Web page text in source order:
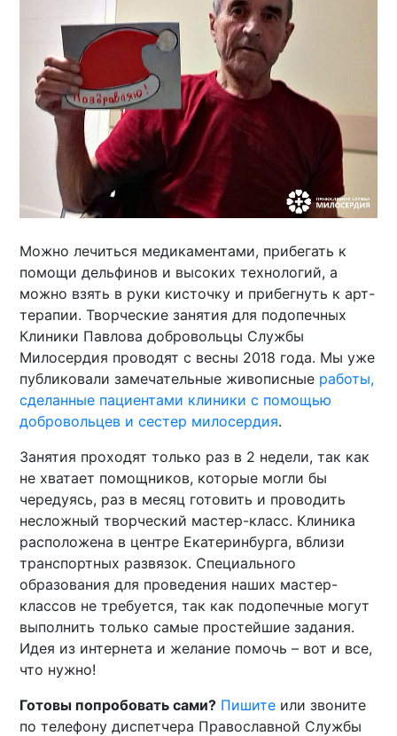
Можно лечиться медикаментами, прибегать к
помощи дельфинов и высоких технологий, а
можно взять в руки кисточку и прибегнуть к арт-
терапии. Творческие занятия для подопечных
Клиники Павлова добровольцы Службы
Милосердия проводят с весны 2018 года. Мы уже
публиковали замечательные живописные работы,
сделанные пациентами клиники с помощью
добровольцев и сестер милосердия.
Занятия проходят только раз в 2 недели, так как
не хватает помощников, которые могли бы
чередуясь, раз в месяц готовить и проводить
несложный творческий мастер-класс. Клиника
расположена в центре Екатеринбурга, вблизи
транспортных развязок. Специального
образования для проведения наших мастер-
классов не требуется, так как подопечные могут
выполнить только самые простейшие задания.
Идея из интернета и желание помочь – вот и все,
что нужно!
Готовы попробовать сами? Пишите или звоните
по телефону диспетчера Православной Службы